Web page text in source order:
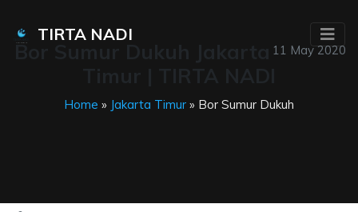
TIRTA NADI
11 May 2020
Bor Sumur Dukuh Jakarta
Home » Jakarta Timur » Bor Sumur Dukuh